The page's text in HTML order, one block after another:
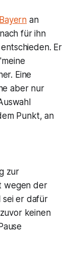
an
für ihn
Er
Eine
aber nur
Punkt, an
zur
wegen der
sei er dafür
keinen